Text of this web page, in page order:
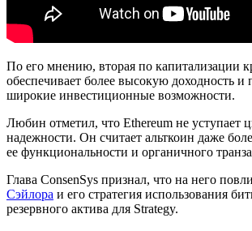
По его мнению, вторая по капитализации
обеспечивает более высокую доходность и
широкие инвестиционные возможности.
Любин отметил, что Ethereum не уступает
надежности. Он считает альткоин даже
ее функциональности и органичного
Глава ConsenSys признал, что на него
Сэйлора и его стратегия использования
резервного актива для Strategy.